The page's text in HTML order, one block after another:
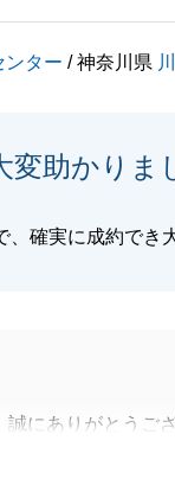
ますのでお手伝
りがとうございま
ンター / 神奈川県
変助かりま
確実に成約でき
にありがとうご